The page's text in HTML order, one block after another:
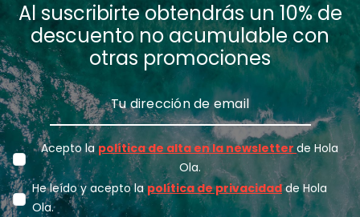
Al suscribirte obtendrás un 10% de
descuento no acumulable con
otras promociones
Acepto lapolítica de alta en la newsletter de Hola
Ola.
He leído y acepto lapolítica de privacidadde Hola
Ola.